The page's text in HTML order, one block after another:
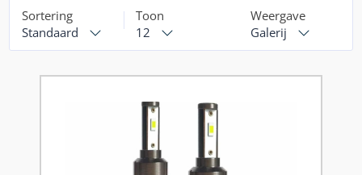
Sortering
Standaard
Toon
12
Weergave
Galerij